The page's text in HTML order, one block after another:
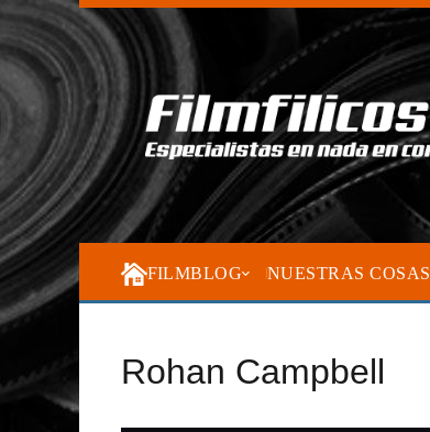
FILMBLOG NUESTRAS COSAS
Rohan Campbell